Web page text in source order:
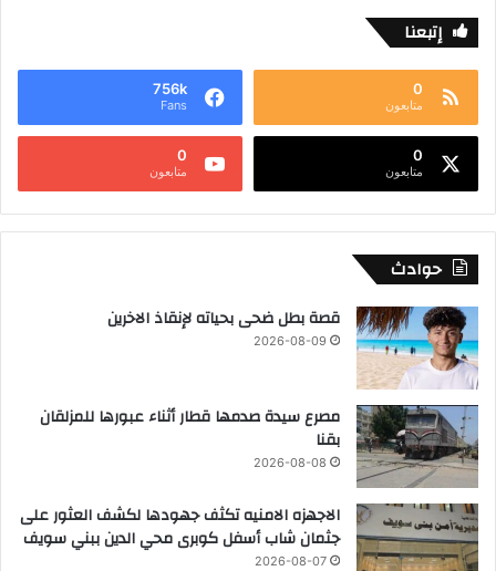
إتبعنا
0
متابعون
756k
Fans
0
متابعون
0
متابعون
حوادث
قصة بطل ضحى بحياته لإنقاذ الاخرين
2026-08-09
مصرع سيدة صدمها قطار أثناء عبورها للمزلقان
بقنا
2026-08-08
الاجهزه الامنيه تكثف جهودها لكشف العثور على
جثمان شاب أسفل كوبرى محي الدين ببني سويف
2026-08-07